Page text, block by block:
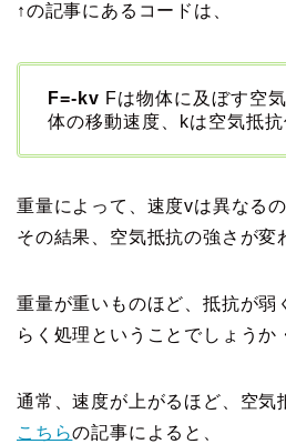
↑の記事にあるコードは、
F=-kv Fは物体に及ぼす空
体の移動速度、kは空気抵
重量によって、速度vは異なるの
その結果、空気抵抗の強さが変
重量が重いものほど、抵抗が弱
らく処理ということでしょうか
通常、速度が上がるほど、空気
こちらの記事によると、